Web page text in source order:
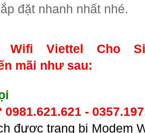
đặt nhanh nhất nhé.
Wifi Viettel Cho
mãi như sau:
0981.621.621 -
được trang bị Modem